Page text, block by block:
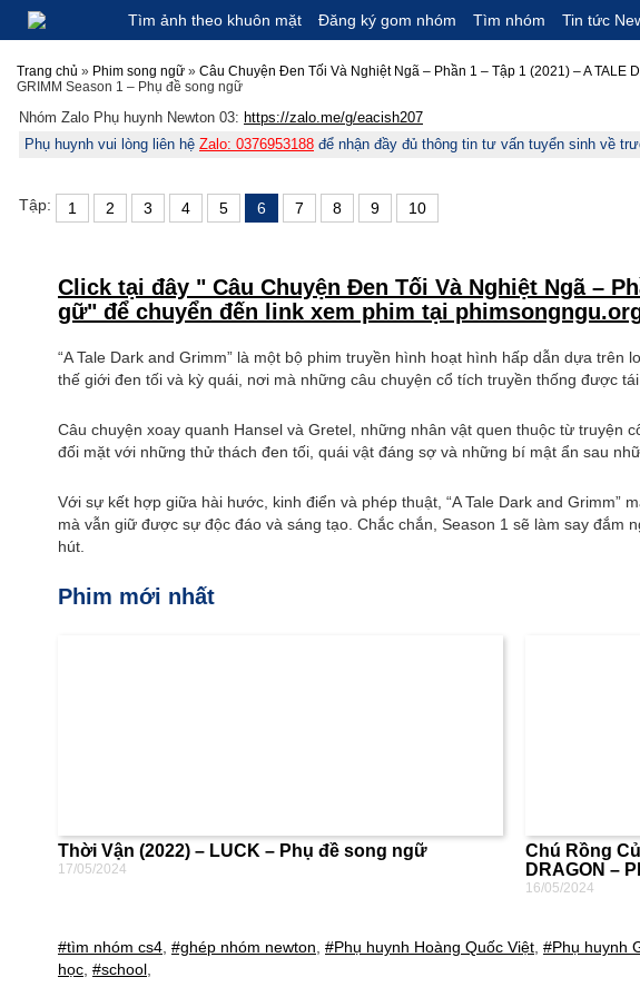
Tìm ảnh theo khuôn mặt Đăng ký gom nhóm Tìm nhóm Tin tức
Trang chủ » Phim song ngữ » Câu Chuyện Đen Tối Và Nghiệt Ngã – Phần 1 – Tập 1 (2021) – A TALE
GRIMM Season 1 – Phụ đề song ngữ
Nhóm Zalo Phụ huynh Newton 03: https://zalo.me/g/eacish207
Phụ huynh vui lòng liên hệ Zalo: 0376953188 để nhận đầy đủ thông tin tư vấn tuyển sinh về
Tập: 1 2 3 4 5 6 7 8 9 10
Click tại đây " Câu Chuyện Đen Tối Và Nghiệt Ngã –
gữ" để chuyển đến link xem phim tại
“A Tale Dark and Grimm” là một bộ phim truyền hình hoạt hình hấp dẫn dựa
thế giới đen tối và kỳ quái, nơi mà những câu chuyện cổ tích truyền thống được
Câu chuyện xoay quanh Hansel và Gretel, những nhân vật quen thuộc từ
đối mặt với những thử thách đen tối, quái vật đáng sợ và những bí mật ẩn sau
Với sự kết hợp giữa hài hước, kinh điển và phép thuật, “A Tale Dark and
mà vẫn giữ được sự độc đáo và sáng tạo. Chắc chắn, Season 1 sẽ làm say
hút.
Phim mới nhất
Thời Vận (2022) – LUCK – Phụ đề song ngữ
17/05/2024
Chú Rồng
DRAGON –
16/05/2024
#tìm nhóm cs4 #ghép nhóm newton #Phụ huynh Hoàng Quốc Việt #Phụ huynh
học #school